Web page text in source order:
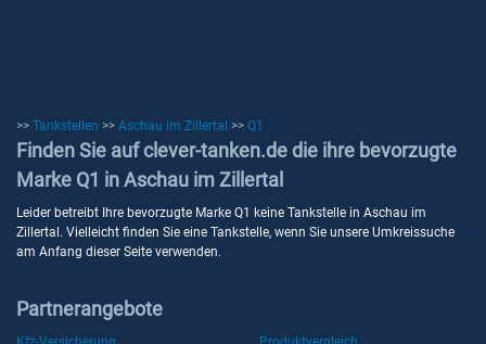
>> Tankstellen >> Aschau im Zillertal >> Q1
Finden Sie auf clever-tanken.de die ihre bevorzugte
Marke Q1 in Aschau im Zillertal
Leider betreibt Ihre bevorzugte Marke Q1 keine Tankstelle in Aschau im
Zillertal. Vielleicht finden Sie eine Tankstelle, wenn Sie unsere Umkreissuche
am Anfang dieser Seite verwenden.
Partnerangebote